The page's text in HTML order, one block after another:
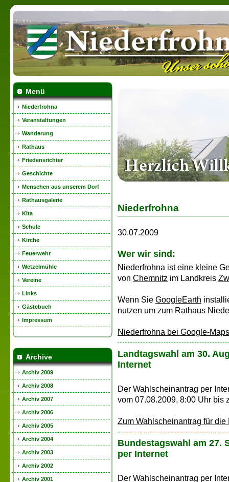
Menü
Niederfrohna
Veranstaltungen
Wanderung
Rathaus
Friedensrichter
Geschichte
Menschen aus unserem Dorf
Rathausgalerie
Kita
Schule
Kirche
Feuerwehr
Wetzelmühle
Vereine
Links
Gästebuch
Impressum
Archive
Archiv 2009
Archiv 2008
Archiv 2007
Archiv 2006
Archiv 2005
Archiv 2004
Archiv 2003
Archiv 2002
Archiv 2001
Niederfrohna
30.07.2009
Wer wir sind:
Niederfrohna ist eine kleine
von Chemnitz im Landkreis
Wenn Sie GoogleEarth
nutzen um zum Rathaus
Niederfrohna bei Google-Maps
Landtagswahl am 30.
Internet
Der Wahlscheinantrag per
vom 07.08.2009, 8:00 Uhr bis
Zum Wahlscheinantrag für die
Bundestagswahl am 27.
per Internet
Der Wahlscheinantrag per